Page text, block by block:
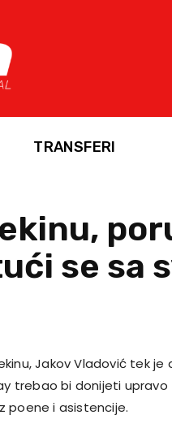
TRANSFERI
se sa
Jakov Vladović tek je
trebao bi donijeti upravo
poene i asistencije.